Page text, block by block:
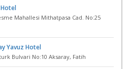
Mahallesi Mithatpasa Cad. No:25
Yavuz Hotel
Bulvari No:10 Aksaray, Fatih